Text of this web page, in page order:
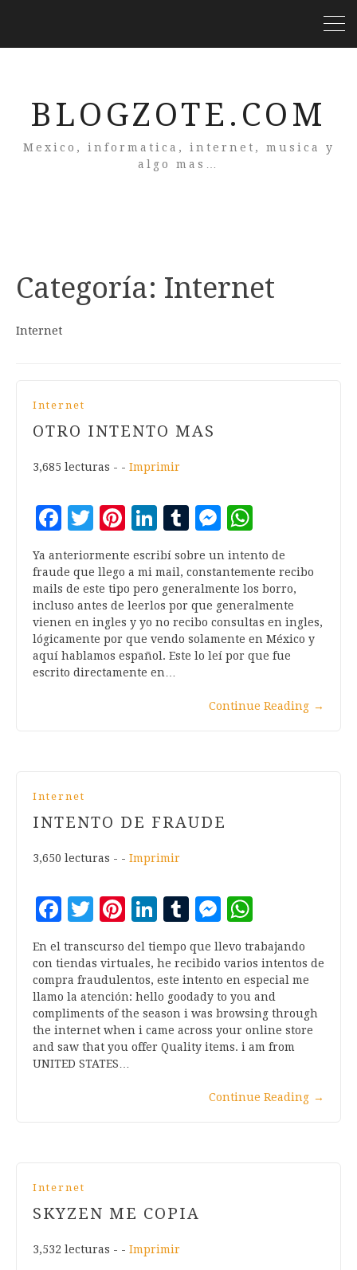
BLOGZOTE.COM
Mexico, informatica, internet, musica y
algo mas…
Categoría: Internet
Internet
Internet
OTRO INTENTO MAS
3,685 lecturas - - Imprimir
Facebook
Twitter
Pinterest
LinkedIn
Tumblr
Messenger
Ya anteriormente escribí sobre un intento de
fraude que llego a mi mail, constantemente recibo
mails de este tipo pero generalmente los borro,
incluso antes de leerlos por que generalmente
vienen en ingles y yo no recibo consultas en ingles,
lógicamente por que vendo solamente en México y
aquí hablamos español. Este lo leí por que fue
escrito directamente en…
Continue Reading →
Internet
INTENTO DE FRAUDE
3,650 lecturas - - Imprimir
Facebook
Twitter
Pinterest
LinkedIn
Tumblr
Messenger
En el transcurso del tiempo que llevo trabajando
con tiendas virtuales, he recibido varios intentos de
compra fraudulentos, este intento en especial me
llamo la atención: hello goodady to you and
compliments of the season i was browsing through
the internet when i came across your online store
and saw that you offer Quality items. i am from
UNITED STATES…
Continue Reading →
Internet
SKYZEN ME COPIA
3,532 lecturas - - Imprimir